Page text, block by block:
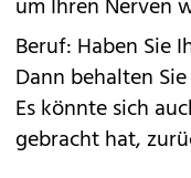
um Ihren Nerven
Beruf: Haben Sie
Dann behalten
Es könnte sich
gebracht hat,